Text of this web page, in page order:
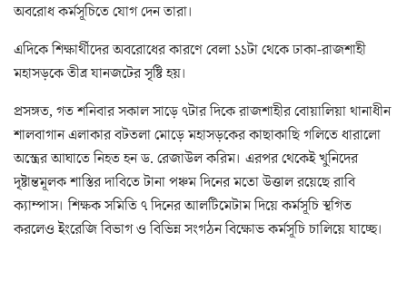
অবরোধ কর্মসূচিতে যোগ দেন তারা।
এদিকে শিক্ষার্থীদের অবরোধের কারণে বেলা ১১টা থেকে ঢাকা-রাজশাহী
মহাসড়কে তীব্র যানজটের সৃষ্টি হয়।
প্রসঙ্গত, গত শনিবার সকাল সাড়ে ৭টার দিকে রাজশাহীর বোয়ালিয়া থানাধীন
শালবাগান এলাকার বটতলা মোড়ে মহাসড়কের কাছাকাছি গলিতে ধারালো
অস্ত্রের আঘাতে নিহত হন ড. রেজাউল করিম। এরপর থেকেই খুনিদের
দৃষ্টান্তমূলক শাস্তির দাবিতে টানা পঞ্চম দিনের মতো উত্তাল রয়েছে রাবি
ক্যাম্পাস। শিক্ষক সমিতি ৭ দিনের আলটিমেটাম দিয়ে কর্মসূচি স্থগিত
করলেও ইংরেজি বিভাগ ও বিভিন্ন সংগঠন বিক্ষোভ কর্মসূচি চালিয়ে যাচ্ছে।